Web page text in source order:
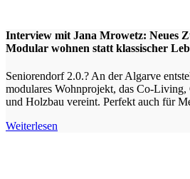
Interview mit Jana Mrowetz: Neues
Modular wohnen statt klassischer
Seniorendorf 2.0.? An der Algarve
modulares Wohnprojekt, das Co-Living,
und Holzbau vereint. Perfekt auch für
Weiterlesen